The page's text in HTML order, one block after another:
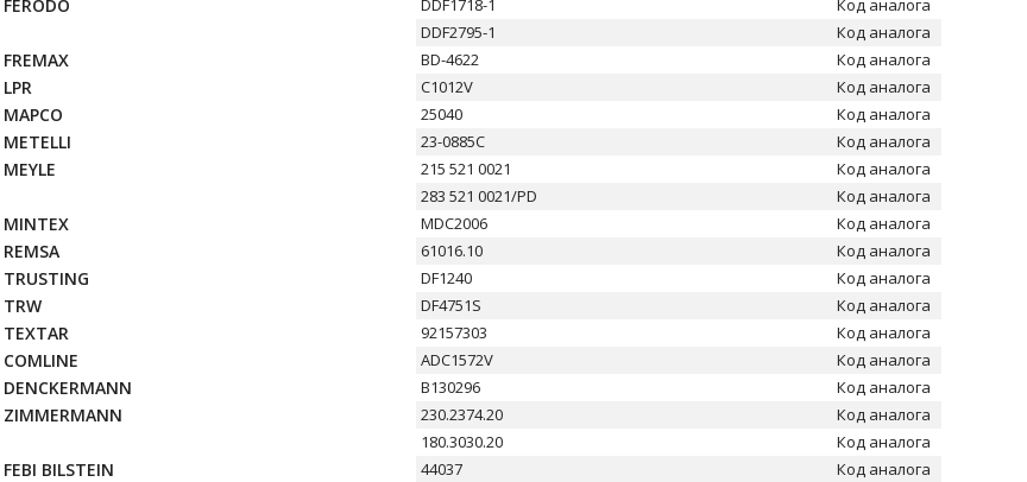
FERODO DDF1718-1
Код аналога
DDF2795-1
Код аналога
FREMAX BD-4622 Код аналога
LPR C1012V Код аналога
MAPCO 25040 Код аналога
METELLI 23-0885C Код аналога
MEYLE 215 521 0021
Код аналога
283 521 0021/PD
Код аналога
MINTEX MDC2006 Код аналога
REMSA 61016.10 Код аналога
TRUSTING DF1240 Код аналога
TRW DF4751S Код аналога
TEXTAR 92157303 Код аналога
COMLINE ADC1572V Код аналога
DENCKERMANN B130296 Код аналога
ZIMMERMANN 230.2374.20
Код аналога
180.3030.20
Код аналога
FEBI BILSTEIN 44037 Код аналога